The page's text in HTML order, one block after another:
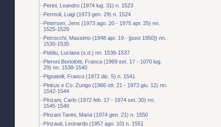
Perini, Leandro (1974 lug. 31) n. 1523
Permoli, Luigi (1973 gen. 29) n. 1524
Petersen, Jens (1973 ago. 20 - 1975 apr. 25) nn.
1525-1529
Petrocchi, Massimo (1948 apr. 19 - [post 1950]) nn.
1530-1535
Piddiu, Luciana (s.d.) nn. 1536-1537
Pieroni Bortolotti, Franca (1969 set. 17 - 1070 lug.
29) nn. 1538-1540
Pignatelli, Franco (1972 dic. 5) n. 1541
Pinkus e Co. Zurigo (1966 ott. 21 - 1973 giu. 12) nn.
1542-1544
Pinzani, Carlo (1972 feb. 17 - 1974 set. 30) nn.
1545-1549
Pinzani Tanini, Maria (1974 gen. 21) n. 1550
Pinzauti, Leonardo (1957 ago. 10) n. 1551